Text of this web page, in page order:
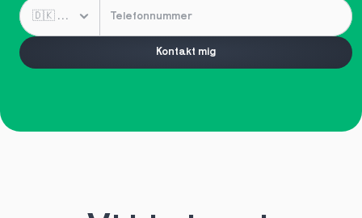
Kontakt mig